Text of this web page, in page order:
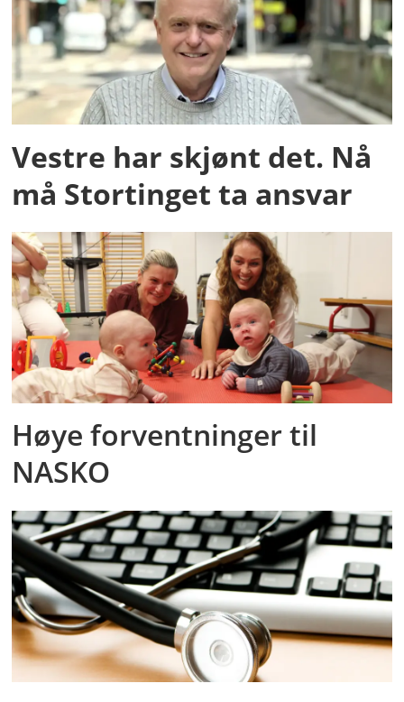
Vestre har skjønt det. Nå
må Stortinget ta ansvar
Høye forventninger til
NASKO